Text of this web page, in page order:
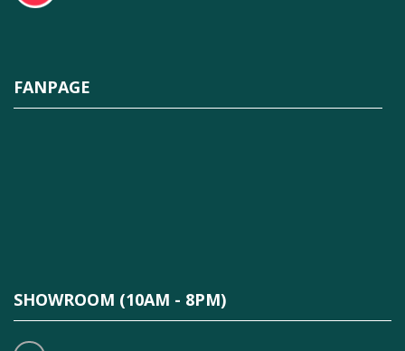
FANPAGE
SHOWROOM (10AM - 8PM)